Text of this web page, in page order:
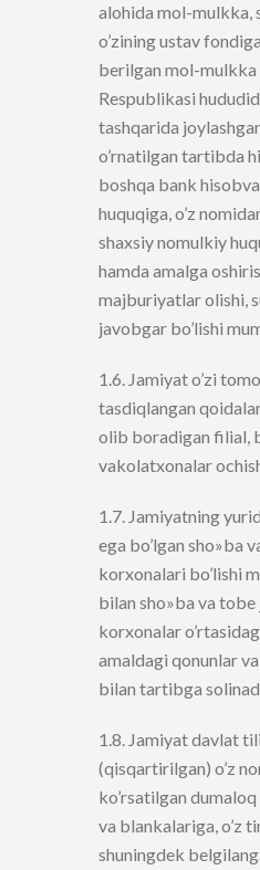
alohida mol-mulkka,
o’zining ustav
berilgan mol-mulkka
Respublikasi
tashqarida
o’rnatilgan tartibda
boshqa bank
huquqiga, o’z
shaxsiy nomulkiy
hamda amalga
majburiyatlar olishi,
javobgar bo’lishi
1.6. Jamiyat o’zi
tasdiqlangan
olib boradigan filial,
vakolatxonalar
1.7. Jamiyatning
ega bo’lgan sho»ba
korxonalari bo’lishi
bilan sho»ba va tobe
korxonalar
amaldagi qonunlar
bilan tartibga
1.8. Jamiyat davlat
(qisqartirilgan) o’z
ko’rsatilgan
va blankalariga, o’z
shuningdek